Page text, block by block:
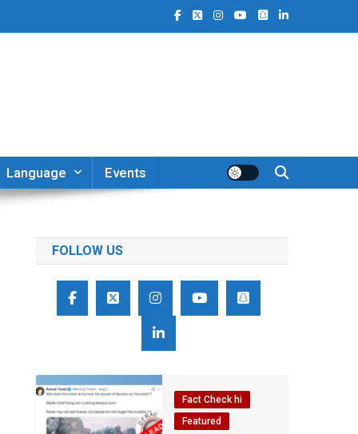
Language Events
FOLLOW US
Fact Check hi
Featured